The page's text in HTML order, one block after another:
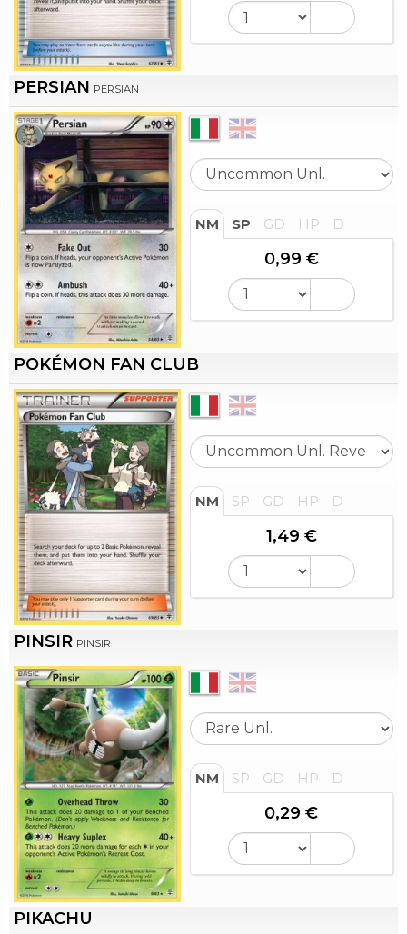
PERSIAN PERSIAN
NM SP GD HP D
0,99 €
POKÉMON FAN CLUB
NM SP GD HP D
1,49 €
PINSIR PINSIR
NM SP GD HP D
0,29 €
PIKACHU